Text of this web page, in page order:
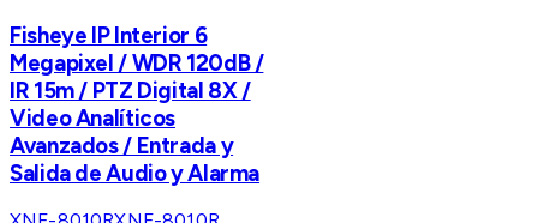
Fisheye IP Interior 6
Megapixel / WDR 120dB /
IR 15m / PTZ Digital 8X /
Video Analíticos
Avanzados / Entrada y
Salida de Audio y Alarma